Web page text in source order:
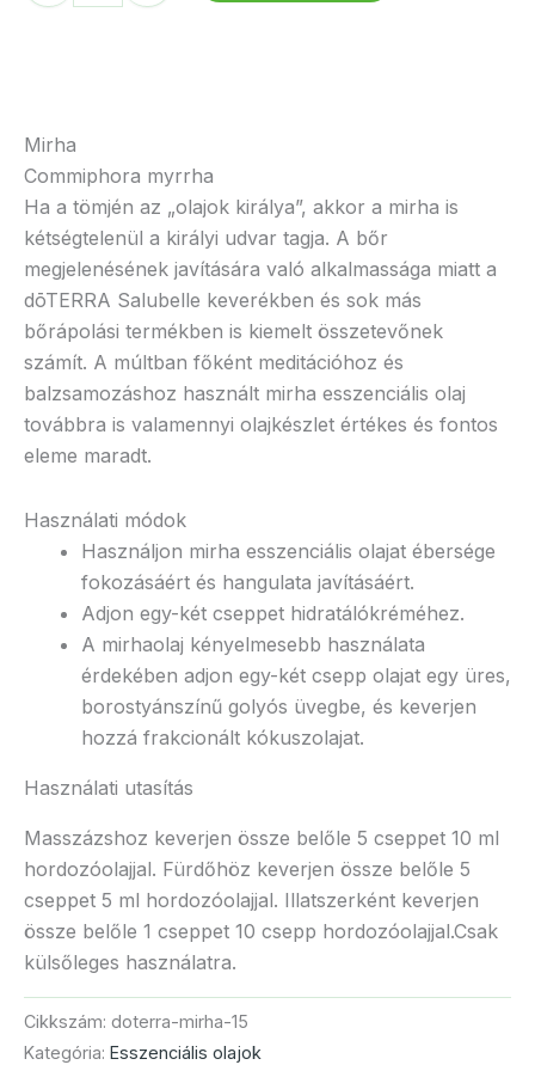
Mirha
Commiphora myrrha
Ha a tömjén az „olajok királya”, akkor a mirha is
kétségtelenül a királyi udvar tagja. A bőr
megjelenésének javítására való alkalmassága miatt a
dōTERRA Salubelle keverékben és sok más
bőrápolási termékben is kiemelt összetevőnek
számít. A múltban főként meditációhoz és
balzsamozáshoz használt mirha esszenciális olaj
továbbra is valamennyi olajkészlet értékes és fontos
eleme maradt.
Használati módok
Használjon mirha esszenciális olajat ébersége
fokozásáért és hangulata javításáért.
Adjon egy-két cseppet hidratálókréméhez.
A mirhaolaj kényelmesebb használata
érdekében adjon egy-két csepp olajat egy üres,
borostyánszínű golyós üvegbe, és keverjen
hozzá frakcionált kókuszolajat.
Használati utasítás
Masszázshoz keverjen össze belőle 5 cseppet 10 ml
hordozóolajjal. Fürdőhöz keverjen össze belőle 5
cseppet 5 ml hordozóolajjal. Illatszerként keverjen
össze belőle 1 cseppet 10 csepp hordozóolajjal.Csak
külsőleges használatra.
Cikkszám: doterra-mirha-15
Kategória: Esszenciális olajok